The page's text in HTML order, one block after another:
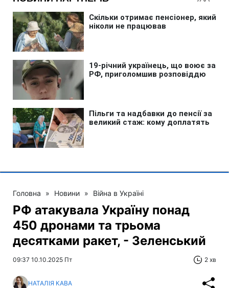
Головна » Новини » Війна в Україні
РФ атакувала Україну понад
450 дронами та трьома
десятками ракет, - Зеленський
09:37 10.10.2025 Пт 2 хв
НАТАЛІЯ КАВА